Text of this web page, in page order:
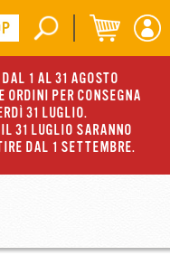
1 AL 31 AGOSTO
ORDINI PER CONSEGNA
31 LUGLIO.
31 LUGLIO SARANNO
DAL 1 SETTEMBRE.